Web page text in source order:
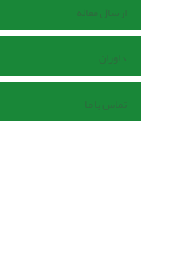
ارسال مقاله
داوران
تماس با ما